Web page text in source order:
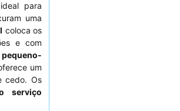
para
uma
coloca os
e com
pequeno-
um
cedo. Os
serviço